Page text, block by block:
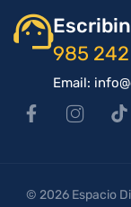
985
Email:
© 2026 Espacio